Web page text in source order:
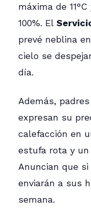
máxima de
100%. El
prevé neblina
cielo se
día.
Además,
expresan su
calefacción en
estufa rota y un
Anuncian que
enviarán a sus
semana.